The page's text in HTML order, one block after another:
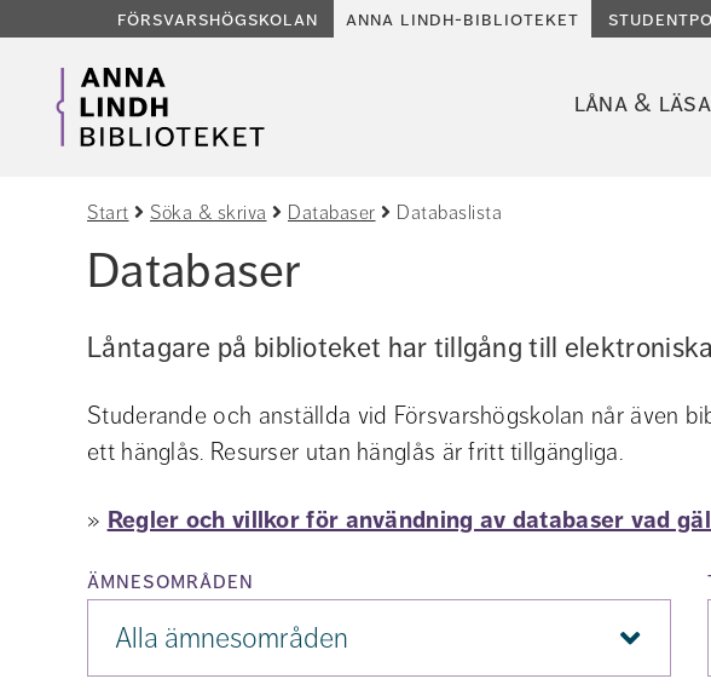
försvarshögskolan anna lindh-biblioteket
låna & läsa
Start Söka & skriva Databaser Databaslista
Databaser
Låntagare på biblioteket har tillgång till
Studerande och anställda vid Försvarshögskolan når även
ett hänglås. Resurser utan hänglås är fritt tillgängliga.
» Regler och villkor för användning av databaser vad
ämnesområden